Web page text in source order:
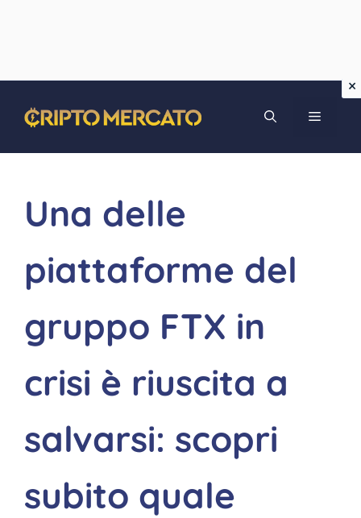
contenuto
MENU
Una delle
piattaforme del
gruppo FTX in
crisi è riuscita a
salvarsi: scopri
subito quale